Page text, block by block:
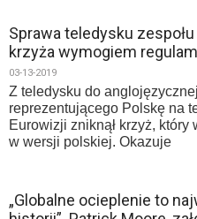
Sprawa teledysku
krzyża wymogiem
03-13-2019
Z teledysku do
reprezentującego Polskę na
Eurowizji zniknął krzyż,
w wersji polskiej. Okazuje
„Globalne ocieplenie to